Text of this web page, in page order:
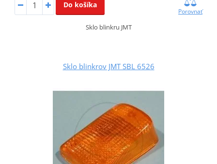
Do košíka
Porovnať
Sklo blinkru JMT
Sklo blinkrov JMT SBL 6526